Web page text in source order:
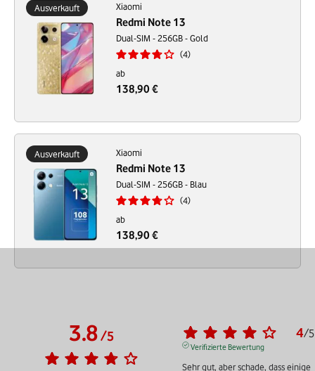
Ausverkauft Xiaomi
Redmi Note 13
Dual-SIM - 256GB - Gold
4
ab
138,90 €
Ausverkauft Xiaomi
Redmi Note 13
Dual-SIM - 256GB - Blau
4
ab
138,90 €
3.8/5 4/5
Verifizierte Bewertung
Sehr gut, aber schade, dass einige